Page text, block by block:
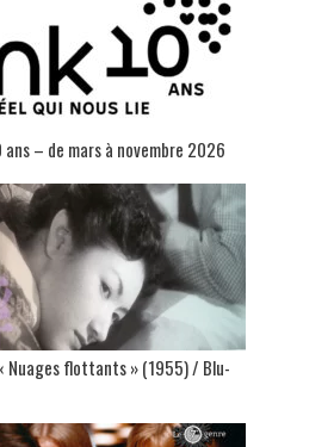
– de mars à novembre 2026
Nuages flottants » (1955) / Blu-